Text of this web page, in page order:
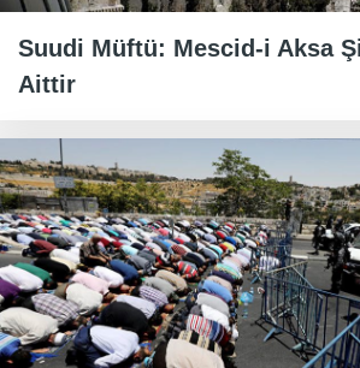
Suudi Müftü: Mescid-i Aksa
Aittir